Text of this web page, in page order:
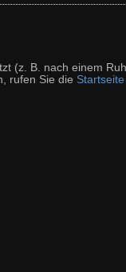
(z. B. nach einem
rufen Sie die